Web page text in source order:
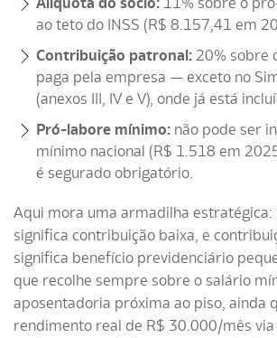
ao teto do INSS (R$ 8.157,41 em
Contribuição patronal: 20% sobre
paga pela empresa — exceto no
(anexos III, IV e V), onde já está
Pró-labore mínimo: não pode ser
mínimo nacional (R$ 1.518 em
é segurado obrigatório.
Aqui mora uma armadilha
significa contribuição baixa, e
significa benefício previdenciário
que recolhe sempre sobre o salário
aposentadoria próxima ao piso, ainda
rendimento real de R$ 30.000/mês